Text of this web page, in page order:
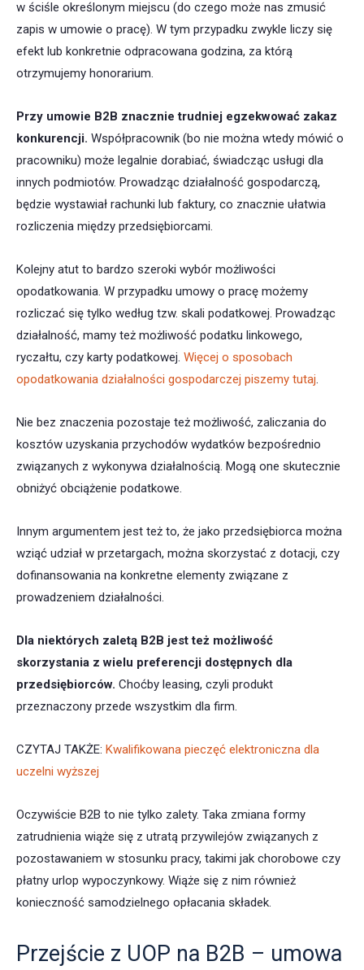
w ściśle określonym miejscu (do czego może nas zmusić
zapis w umowie o pracę). W tym przypadku zwykle liczy się
efekt lub konkretnie odpracowana godzina, za którą
otrzymujemy honorarium.
Przy umowie B2B znacznie trudniej egzekwować zakaz
konkurencji. Współpracownik (bo nie można wtedy mówić o
pracowniku) może legalnie dorabiać, świadcząc usługi dla
innych podmiotów. Prowadząc działalność gospodarczą,
będzie wystawiał rachunki lub faktury, co znacznie ułatwia
rozliczenia między przedsiębiorcami.
Kolejny atut to bardzo szeroki wybór możliwości
opodatkowania. W przypadku umowy o pracę możemy
rozliczać się tylko według tzw. skali podatkowej. Prowadząc
działalność, mamy też możliwość podatku linkowego,
ryczałtu, czy karty podatkowej. Więcej o sposobach
opodatkowania działalności gospodarczej piszemy tutaj.
Nie bez znaczenia pozostaje też możliwość, zaliczania do
kosztów uzyskania przychodów wydatków bezpośrednio
związanych z wykonywa działalnością. Mogą one skutecznie
obniżyć obciążenie podatkowe.
Innym argumentem jest też to, że jako przedsiębiorca można
wziąć udział w przetargach, można skorzystać z dotacji, czy
dofinansowania na konkretne elementy związane z
prowadzeniem działalności.
Dla niektórych zaletą B2B jest też możliwość
skorzystania z wielu preferencji dostępnych dla
przedsiębiorców. Choćby leasing, czyli produkt
przeznaczony przede wszystkim dla firm.
CZYTAJ TAKŻE: Kwalifikowana pieczęć elektroniczna dla
uczelni wyższej
Oczywiście B2B to nie tylko zalety. Taka zmiana formy
zatrudnienia wiąże się z utratą przywilejów związanych z
pozostawaniem w stosunku pracy, takimi jak chorobowe czy
płatny urlop wypoczynkowy. Wiąże się z nim również
konieczność samodzielnego opłacania składek.
Przejście z UOP na B2B – umowa